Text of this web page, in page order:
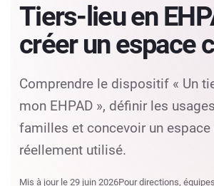
Tiers-lieu en
créer un espace
Comprendre le dispositif « Un
mon EHPAD », définir les
familles et concevoir un espace
réellement utilisé.
Mis à jour le 29 juin 2026Pour directions,